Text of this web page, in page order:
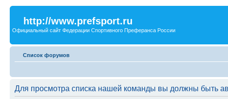
http://www.prefsport.ru
Официальный сайт Федерации Спортивного Преферанса России
Список форумов
Для просмотра списка нашей команды вы должны быть